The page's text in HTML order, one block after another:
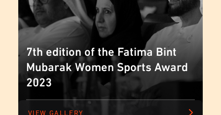
7th edition of the Fatima Bint
Mubarak Women Sports Award
2023
VIEW GALLERY